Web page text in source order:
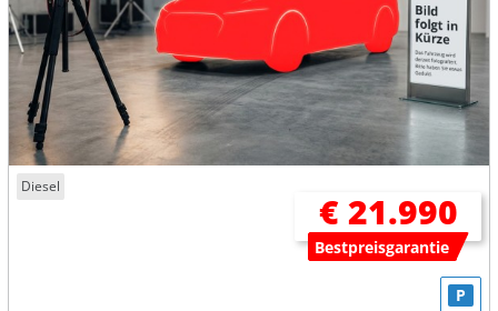
Diesel
€ 21.990
Bestpreisgarantie
P